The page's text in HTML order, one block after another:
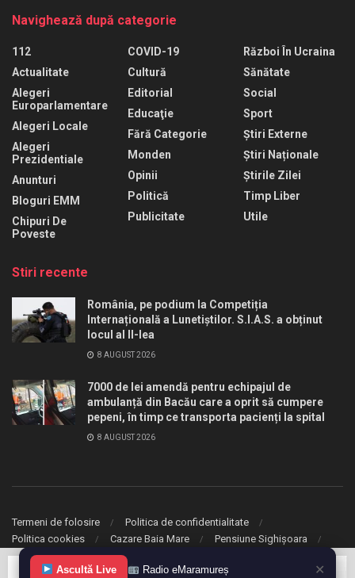
Navighează după categorie
112
Actualitate
Alegeri
Europarlamentare
Alegeri Locale
Alegeri
Prezidentiale
Anunturi
Bloguri EMM
Chipuri De
Poveste
COVID-19
Cultură
Editorial
Educaţie
Fără Categorie
Monden
Opinii
Politică
Publicitate
Război În Ucraina
Sănătate
Social
Sport
Știri Externe
Știri Naționale
Știrile Zilei
Timp Liber
Utile
Stiri recente
România, pe podium la Competiția
Internațională a Lunetiștilor. S.I.A.S. a obținut
locul al II-lea
8 AUGUST 2026
7000 de lei amendă pentru echipajul de
ambulanță din Bacău care a oprit să cumpere
pepeni, în timp ce transporta pacienți la spital
8 AUGUST 2026
Termeni de folosire
Politica de confidentialitate
Politica cookies
Cazare Baia Mare Pensiune Sighișoara
© 2020 eMaramures. Toate drepturile rezervate.
Ascultă Live Radio eMaramureș ✕